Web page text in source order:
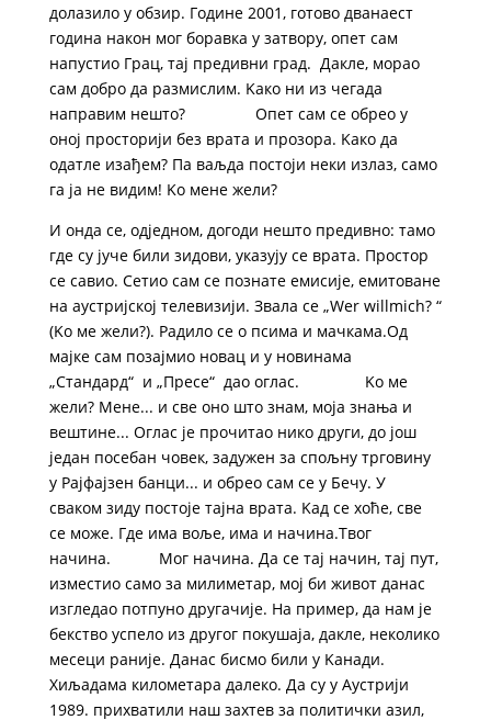
долазило у обзир. Године 2001, готово дванаест
година након мог боравка у затвору, опет сам
напустио Грац, тај предивни град. ​ Дакле, морао
сам добро да размислим. Kако ни из чегада
направим нешто? Опет сам се обрео у
оној просторији без врата и прозора. Kако да
одатле изађем? Па ваљда постоји неки излаз, само
га ја не видим! Kо мене жели?
И онда се, одједном, догоди нешто предивно: тамо
где су јуче били зидови, указују се врата. Простор
се савио. Сетио сам се познате емисије, емитоване
на аустријској телевизији. Звала се „Wer willmich? “
(Kо ме жели?). Радило се о псима и мачкама.Од
мајке сам позајмио новац и у новинама
„Стандард“ и „Пресе“ дао оглас. Kо ме
жели? Мене... и све оно што знам, моја знања и
вештине... Оглас је прочитао нико други, до још
један посебан човек, задужен за спољну трговину
у Рајфајзен банци... и обрео сам се у Бечу. У
сваком зиду постоје тајна врата. Kад се хоће, све
се може. Где има воље, има и начина.Твог
начина. Мог начина. Да се тај начин, тај пут,
изместио само за милиметар, мој би живот данас
изгледао потпуно другачије. На пример, да нам је
бекство успело из другог покушаја, дакле, неколико
месеци раније. Данас бисмо били у Kанади.
Хиљадама километара далеко. Да су у Аустрији
1989. прихватили наш захтев за политички азил,